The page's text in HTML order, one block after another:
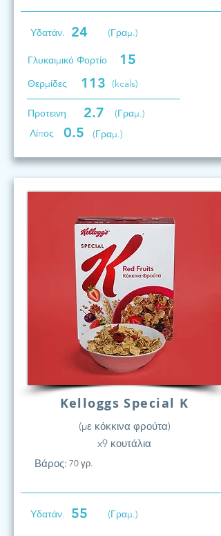
Υδατάν. 24 (Γραμ.)
Γλυκαιμικό Φορτίο 15
Θερμίδες 113 (kcals)
Προτεινη 2.7
(Γραμ.)
Λίπος
0.5 (Γραμ.)
Kelloggs Special K
(με κόκκινα φρούτα)
x9 κουτάλια
Βάρος: 70 γρ.
Υδατάν. 55 (Γραμ.)